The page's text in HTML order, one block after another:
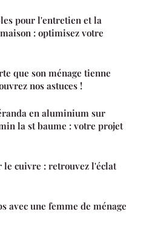
pour l'entretien et la
: optimisez votre
que son ménage tienne
nos astuces !
en aluminium sur
la st baume : votre projet
cuivre : retrouvez l'éclat
avec une femme de ménage